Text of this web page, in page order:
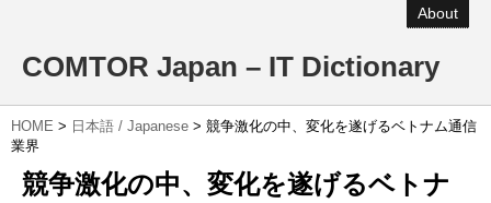
About
COMTOR Japan – IT Dictionary
HOME > 日本語 / Japanese > 競争激化の中、変化を遂げるベトナム通信
業界
競争激化の中、変化を遂げるベトナ